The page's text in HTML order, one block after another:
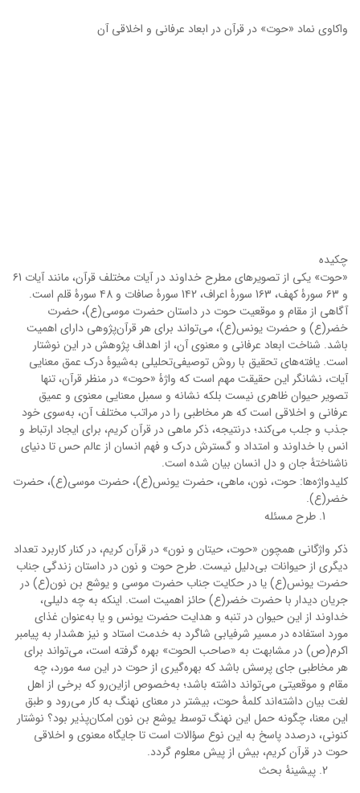
واکاوی نماد «حوت» در قرآن در ابعاد عرفانی و اخلاقی آن
چکیده
«حوت» یکی از تصویرهای مطرح خداوند در آیات مختلف قرآن، مانند آیات ۶1
و ۶3 سورۀ کهف، 1۶3 سورۀ اعراف، 1۴2 سورۀ صافات و ۴8 سورۀ قلم است.
آگاهی از مقام و موقعیت حوت در داستان حضرت موسی(ع)، حضرت
خضر(ع) و حضرت یونس(ع)، می‌تواند برای هر قرآن‌پژوهی دارای اهمیت
باشد. شناخت ابعاد عرفانی و معنوی آن، از اهداف پژوهش در این نوشتار
است. یافته‌های تحقیق با روش توصیفی‌تحلیلی به‌شیوۀ درک عمق معنایی
آیات، نشانگر این حقیقت مهم است که واژۀ «حوت» در منظر قرآن، تنها
تصویر حیوان ظاهری نیست بلکه نشانه و سمبل معنایی معنوی و عمیق
عرفانی و اخلاقی است که هر مخاطبی را در مراتب مختلف آن، به‌سوی خود
جذب و جلب می‌کند؛ درنتیجه، ذکر ماهی در قرآن کریم، برای ایجاد ارتباط و
انس با خداوند و امتداد و گسترش درک و فهم انسان از عالم حس تا دنیای
ناشناختۀ جان و دل انسان بیان شده است.
کلیدواژه‌ها: حوت، نون، ماهی، حضرت یونس(ع)، حضرت موسی(ع)، حضرت
خضر(ع).
طرح مسئله
ذکر واژگانی همچون «حوت، حیتان و نون» در قرآن کریم، در کنار کاربرد تعداد
دیگری از حیوانات بی‌دلیل نیست. طرح حوت و نون در داستان زندگی جناب
حضرت یونس(ع) یا در حکایت جناب حضرت موسی و یوشع بن نون(ع) در
جریان دیدار با حضرت خضر(ع) حائز اهمیت است. اینکه به چه دلیلی،
خداوند از این حیوان در تنبه و هدایت حضرت یونس و یا به‌عنوان غذای
مورد استفاده در مسیر شرفیابی شاگرد به خدمت استاد و نیز هشدار به پیامبر
اکرم(ص) در مشابهت به «صاحب الحوت» بهره گرفته است، می‌تواند برای
هر مخاطبی جای پرسش باشد که بهره‌گیری از حوت در این سه مورد، چه
مقام و موقعیتی می‌تواند داشته باشد؛ به‌خصوص ازاین‌رو که برخی از اهل
لغت بیان داشته‌اند کلمۀ حوت، بیشتر در معنای نهنگ به کار می‎‌رود و طبق
این معنا، چگونه حمل این نهنگ توسط یوشع بن نون امکان‌پذیر بود؟ نوشتار
کنونی، درصدد پاسخ به این نوع سؤالات است تا جایگاه معنوی و اخلاقی
حوت در قرآن کریم، بیش از پیش معلوم گردد.
پیشینۀ بحث